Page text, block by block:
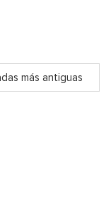
más antiguas